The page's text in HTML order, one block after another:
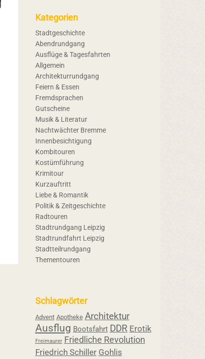
Kategorien
Stadtgeschichte
Abendrundgang
Ausflüge & Tagesfahrten
Allgemein
Architekturrundgang
Feiern & Essen
Fremdsprachen
Gutscheine
Musik & Literatur
Nachtwächter Bremme
Innenbesichtigung
Kombitouren
Kostümführung
Krimitour
Kurzauftritt
Liebe & Romantik
Politik & Zeitgeschichte
Radtouren
Stadtrundgang Leipzig
Stadtrundfahrt Leipzig
Stadtteilrundgang
Thementouren
Schlagwörter
Advent Apotheke Architektur
Ausflug Bootsfahrt DDR Erotik
Freimaurer Friedliche Revolution
Friedrich Schiller Gohlis